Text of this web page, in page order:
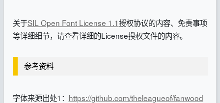
关于SIL Open Font License 1.1授权协议的内容、免责事项
等详细细节，请查看详细的License授权文件的内容。
参考资料
字体来源出处1： https://github.com/theleagueof/fanwood